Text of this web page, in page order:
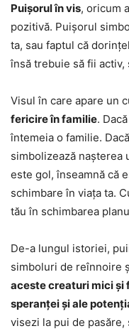
Puișorul în vis, oricum
pozitivă. Puișorul
ta, sau faptul că
însă trebuie să fii activ,
Visul în care apare un
fericire în familie.
întemeia o familie.
simbolizează nașterea
este gol, înseamnă că
schimbare în viața ta.
tău în schimbarea
De-a lungul istoriei,
simboluri de reînnoire
aceste creaturi mici și
speranței și ale
visezi la pui de